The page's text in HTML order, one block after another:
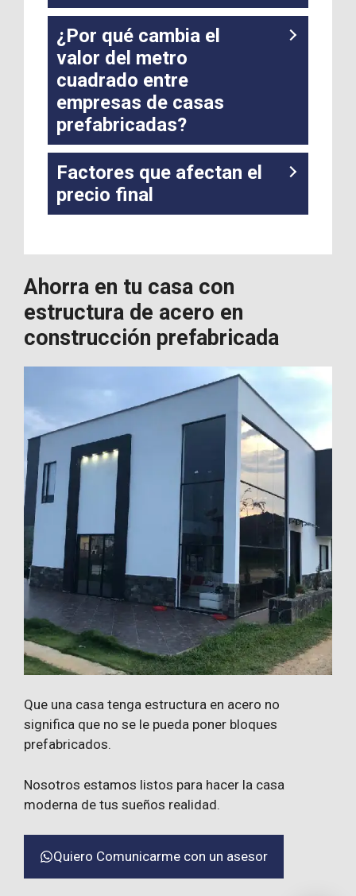
¿Por qué cambia el
valor del metro
cuadrado entre
empresas de casas
prefabricadas?
Factores que afectan el
precio final
Ahorra en tu casa con
estructura de acero en
construcción prefabricada
Que una casa tenga estructura en acero no
significa que no se le pueda poner bloques
prefabricados.
Nosotros estamos listos para hacer la casa
moderna de tus sueños realidad.
Quiero Comunicarme con un asesor